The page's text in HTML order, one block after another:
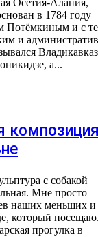
Осетия-Алания,
в 1784 году
Потёмкиным и с
и
а...
с собакой
Мне просто
наших меньших и
который
прогулка в